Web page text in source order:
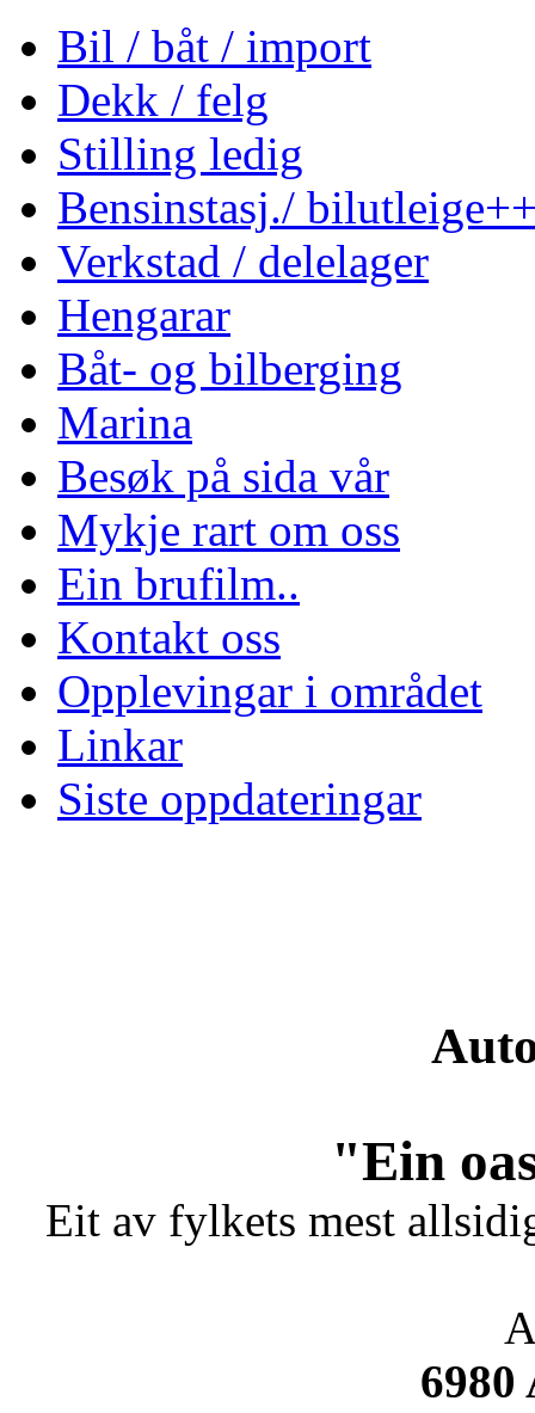
Bil / båt / import
Dekk / felg
Stilling ledig
Bensinstasj./
Verkstad / delelager
Hengarar
Båt- og bilberging
Marina
Besøk på sida vår
Mykje rart om oss
Ein brufilm..
Kontakt oss
Opplevingar i området
Linkar
Siste oppdateringar
"Ein
Eit av fylkets mest